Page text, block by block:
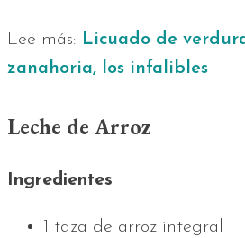
Lee más: Licuado de
zanahoria, los infalibles
Leche de Arroz
Ingredientes
1 taza de arroz integral